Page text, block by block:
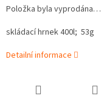
Položka byla vyprodána…
skládací hrnek 400l; 53g
Detailní informace